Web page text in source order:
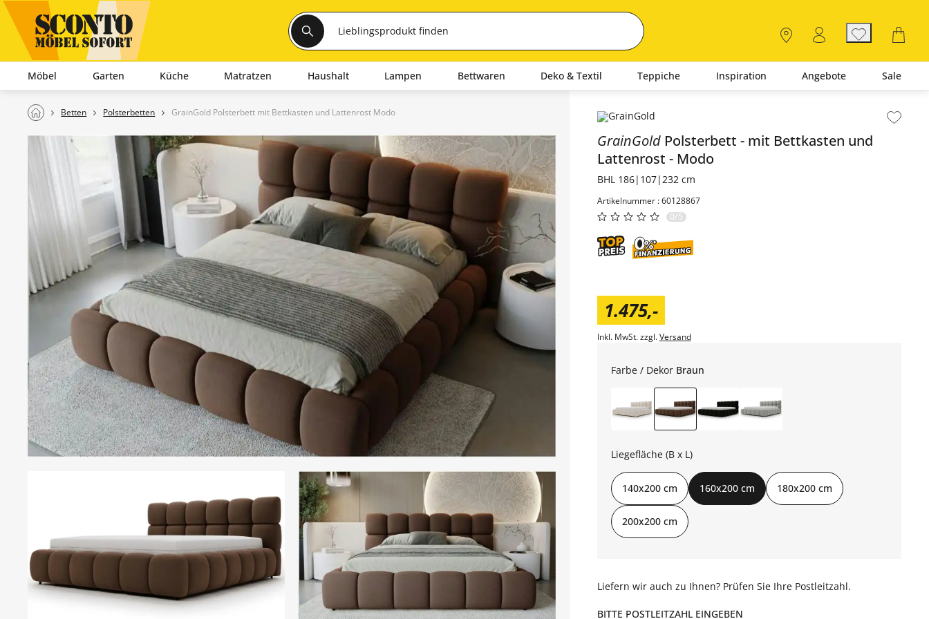
Möbel Garten Küche Matratzen Haushalt Lampen Bettwaren Deko & Textil Teppiche Inspiration Angebote Sale
Betten Polsterbetten GrainGold Polsterbett mit Bettkasten und Lattenrost Modo Inhalt der Seitenleiste überspringen - Zum Seitenende
GrainGold Polsterbett
mit Bettkasten und
Lattenrost
Modo
BHL 186|107|232 cm
Artikelnummer : 60128867
0/5
1.475,-
Inkl. MwSt. zzgl.Versand
Farbe / Dekor Braun
Liegefläche (B x L)
140x200 cm 160x200 cm 180x200 cm
200x200 cm
Liefern wir auch zu Ihnen? Prüfen Sie Ihre Postleitzahl.
BITTE POSTLEITZAHL EINGEBEN